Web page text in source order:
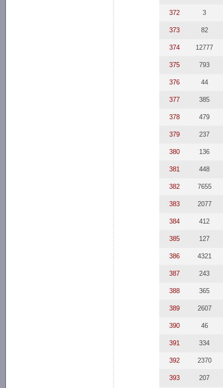
372 3
373 82
374 12777
375 793
376 44
377 385
378 479
379 237
380 136
381 448
382 7655
383 2077
384 412
385 127
386 4321
387 243
388 365
389 2607
390 46
391 334
392 2370
393 207